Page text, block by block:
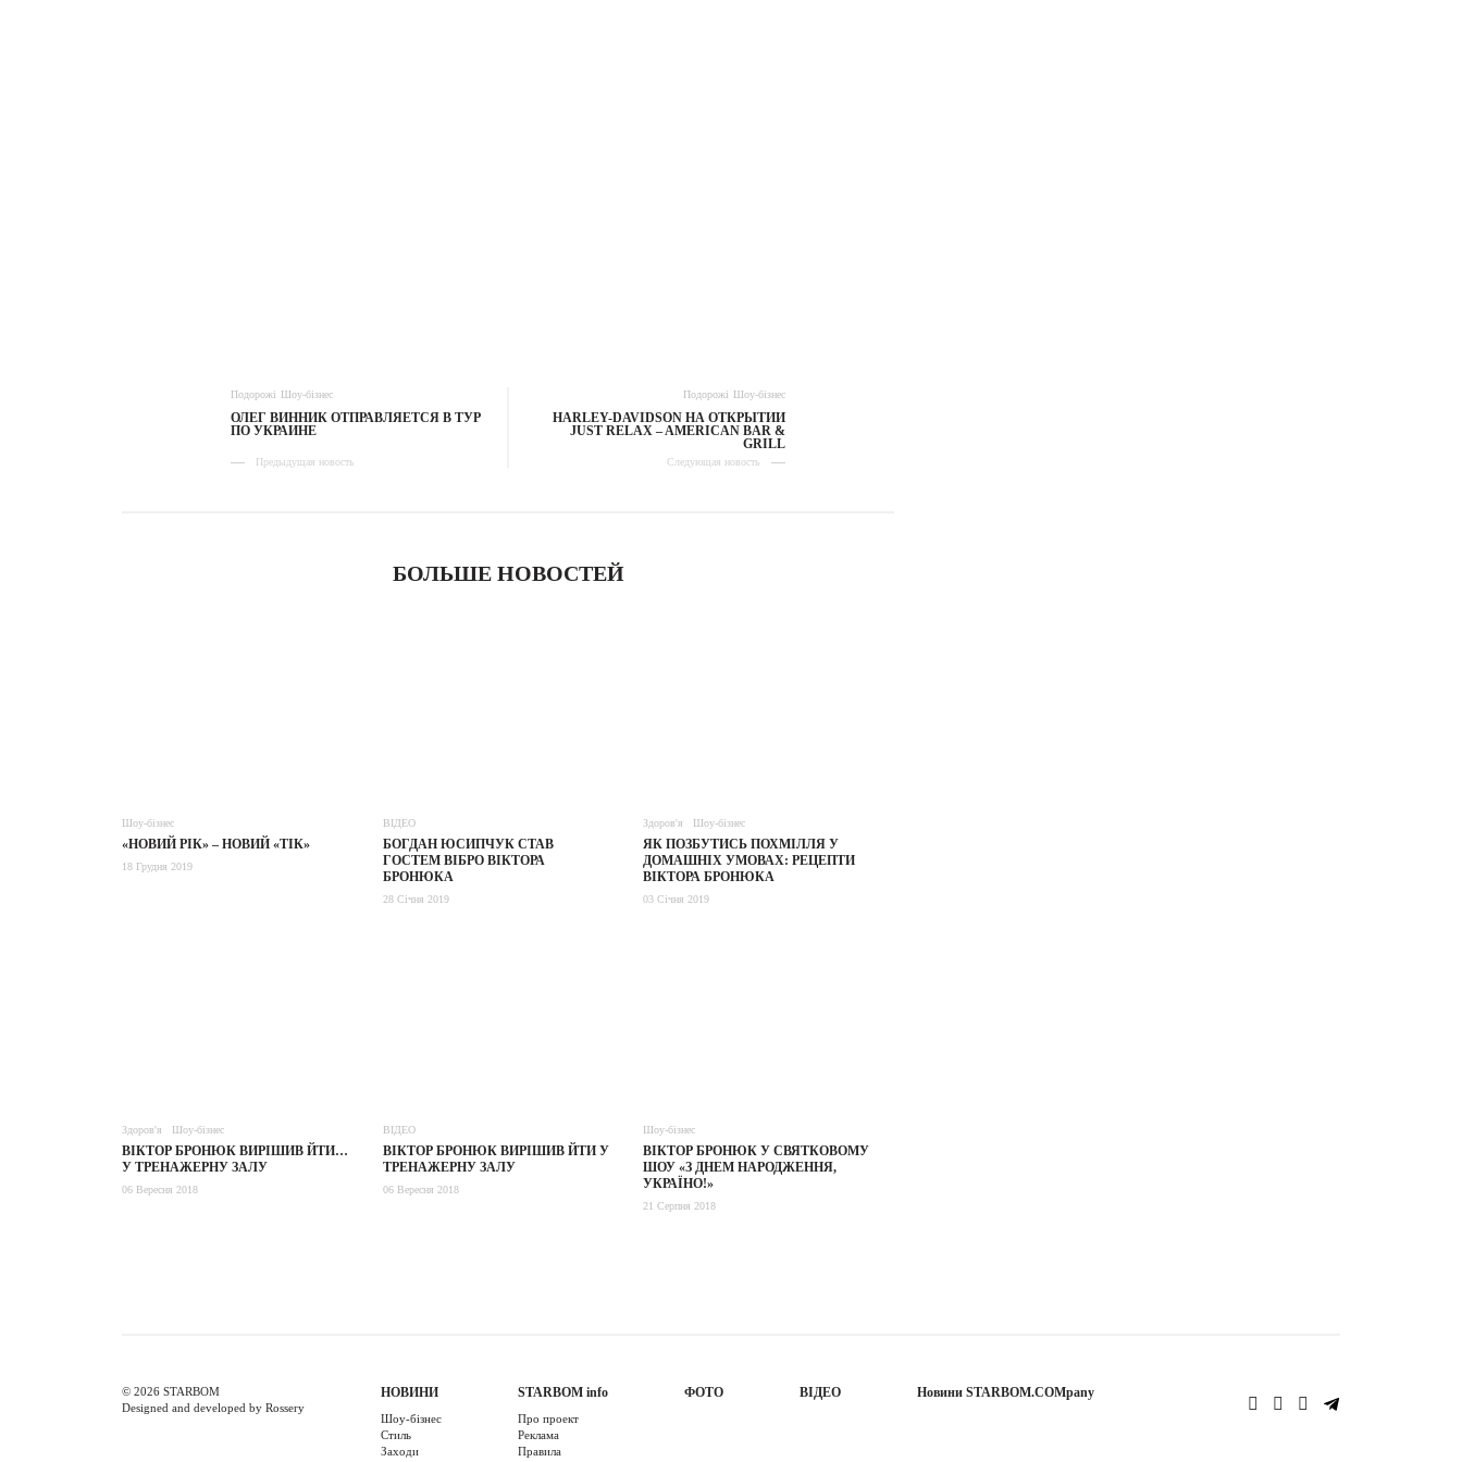
Подорожі Шоу-бізнес
ОЛЕГ ВИННИК ОТПРАВЛЯЕТСЯ В ТУР
ПО УКРАИНЕ
Предыдущая новость
Подорожі Шоу-бізнес
HARLEY-DAVIDSON НА ОТКРЫТИИ
JUST RELAX – AMERICAN BAR &
GRILL
Следующая новость
БОЛЬШЕ НОВОСТЕЙ
Шоу-бізнес
«НОВИЙ РІК» – НОВИЙ «ТІК»
18 Грудня 2019
ВІДЕО
БОГДАН ЮСИПЧУК СТАВ
ГОСТЕМ ВІБРО ВІКТОРА
БРОНЮКА
28 Січня 2019
Здоров'я Шоу-бізнес
ЯК ПОЗБУТИСЬ ПОХМІЛЛЯ У
ДОМАШНІХ УМОВАХ: РЕЦЕПТИ
ВІКТОРА БРОНЮКА
03 Січня 2019
Здоров'я Шоу-бізнес
ВІКТОР БРОНЮК ВИРІШИВ ЙТИ…
У ТРЕНАЖЕРНУ ЗАЛУ
06 Вересня 2018
ВІДЕО
ВІКТОР БРОНЮК ВИРІШИВ ЙТИ У
ТРEНАЖEРНУ ЗАЛУ
06 Вересня 2018
Шоу-бізнес
ВІКТОР БРОНЮК У СВЯТКОВОМУ
ШОУ «З ДНЕМ НАРОДЖЕННЯ,
УКРАЇНО!»
21 Серпня 2018
© 2026 STARBOM
Designed and developed by Rossery
НОВИНИ
Шоу-бізнес
Стиль
Заходи
STARBOM info
Про проект
Реклама
Правила
ФОТО ВІДЕО Новини STARBOM.COMpany